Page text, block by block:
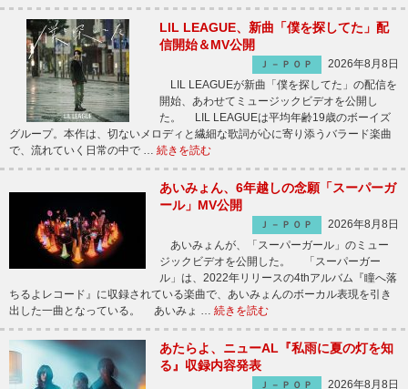
LIL LEAGUE、新曲「僕を探してた」配
信開始＆MV公開
Ｊ－ＰＯＰ
2026年8月8日
LIL LEAGUEが新曲「僕を探してた」の配信を
開始、あわせてミュージックビデオを公開し
た。 LIL LEAGUEは平均年齢19歳のボーイズ
グループ。本作は、切ないメロディと繊細な歌詞が心に寄り添うバラード楽曲
で、流れていく日常の中で … 続きを読む
あいみょん、6年越しの念願「スーパーガ
ール」MV公開
Ｊ－ＰＯＰ
2026年8月8日
あいみょんが、「スーパーガール」のミュー
ジックビデオを公開した。 「スーパーガー
ル」は、2022年リリースの4thアルバム『瞳へ落
ちるよレコード』に収録されている楽曲で、あいみょんのボーカル表現を引き
出した一曲となっている。 あいみょ … 続きを読む
あたらよ、ニューAL『私雨に夏の灯を知
る』収録内容発表
Ｊ－ＰＯＰ
2026年8月8日